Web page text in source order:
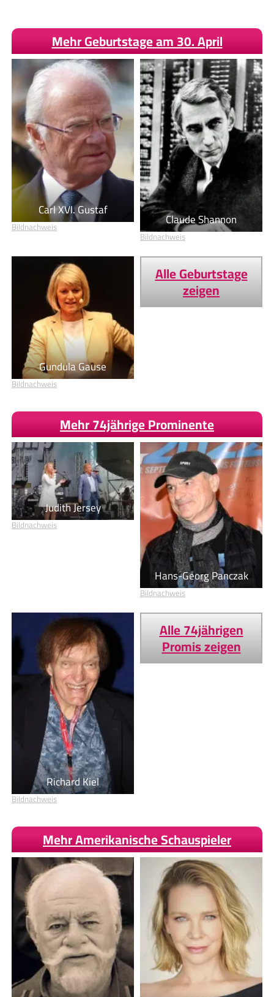
Mehr Geburtstage am 30. April
Carl XVI. Gustaf
Bildnachweis Claude Shannon
Bildnachweis
Gundula Gause
Bildnachweis
Alle Geburtstage
zeigen
Mehr 74jährige Prominente
Judith Jersey
Bildnachweis
Hans-Georg Panczak
Bildnachweis
Richard Kiel
Bildnachweis
Alle 74jährigen
Promis zeigen
Mehr Amerikanische Schauspieler